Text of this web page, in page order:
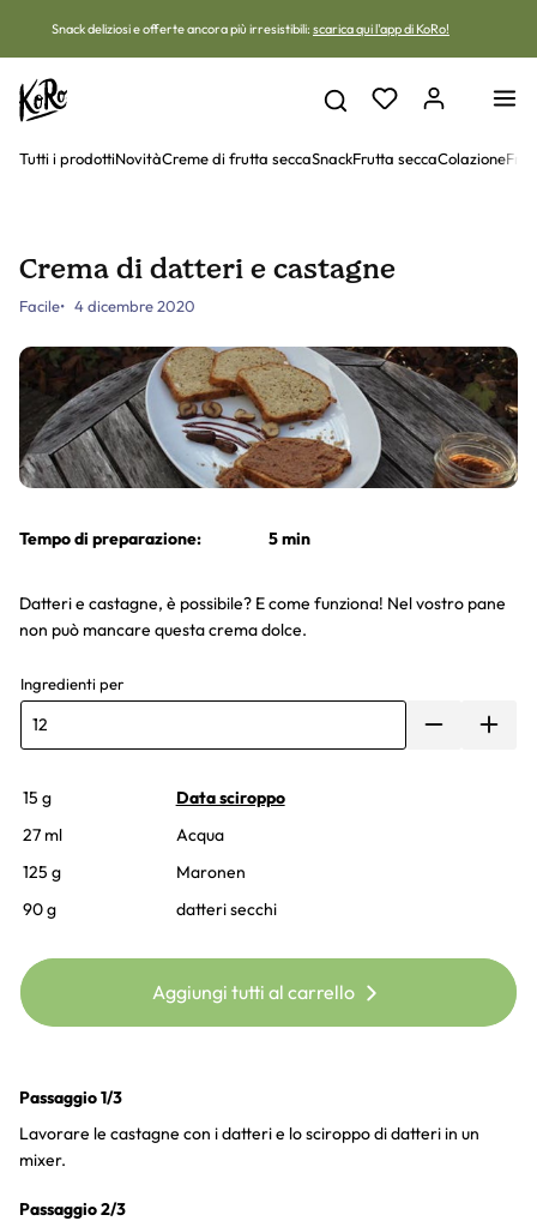
Snack deliziosi e offerte ancora più irresistibili: scarica qui l'app di KoRo!
Tutti i prodottiNovitàCreme di frutta seccaSnackFrutta seccaColazione
Crema di datteri e castagne
Facile 4 dicembre 2020
Tempo di preparazione: 5 min
Datteri e castagne, è possibile? E come funziona! Nel vostro pane
non può mancare questa crema dolce.
Ingredienti per
15 g
Data sciroppo
27 ml
Acqua
125 g
Maronen
90 g
datteri secchi
Aggiungi tutti al carrello
Passaggio 1/3
Lavorare le castagne con i datteri e lo sciroppo di datteri in un
mixer.
Passaggio 2/3